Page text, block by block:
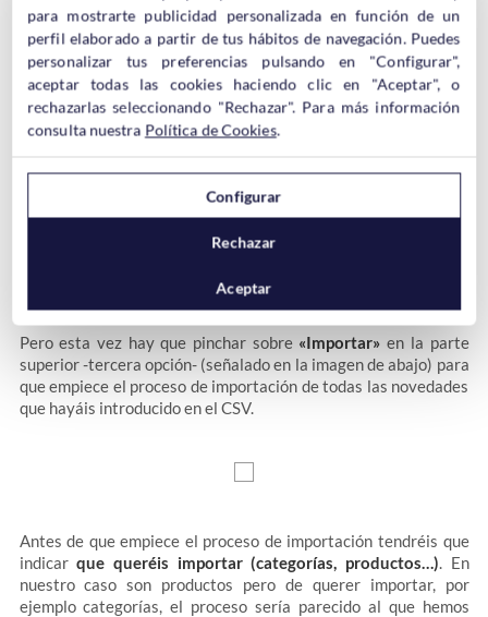
otro producto, se editará el producto cuyo ID sea el que
habéis indicado, así que mucho cuidadin a la hora de tocar el
tema de las IDs.
Una vez cambiados o añadidos los nuevos productos que
queráis en el CSV sería el turno de subir el archivo. Para ello de
os dirigís a «Catálogo»
Pero esta vez hay que pinchar sobre«Importar» en la parte
superior -tercera opción- (señalado en la imagen de abajo) para
que empiece el proceso de importación de todas las novedades
que hayáis introducido en el CSV.
Antes de que empiece el proceso de importación tendréis que
indicarque queréis importar (categorías, productos…). En
nuestro caso son productos pero de querer importar, por
ejemplo categorías, el proceso sería parecido al que hemos
para mostrarte publicidad personalizada en función de un
perfil elaborado a partir de tus hábitos de navegación. Puedes
personalizar tus preferencias pulsando en "Configurar",
aceptar todas las cookies haciendo clic en "Aceptar", o
rechazarlas seleccionando "Rechazar". Para más información
consulta nuestra Política de Cookies.
Configurar
Rechazar
Aceptar